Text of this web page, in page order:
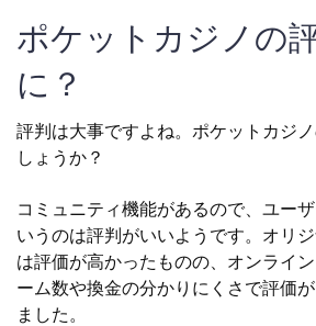
ポケットカジノの
に？
評判は大事ですよね。ポケットカジ
しょうか？
コミュニティ機能があるので、ユー
いうのは評判がいいようです。オリ
は評価が高かったものの、オンライ
ーム数や換金の分かりにくさで評価
ました。